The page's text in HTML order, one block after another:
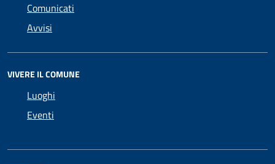
Comunicati
Avvisi
VIVERE IL COMUNE
Luoghi
Eventi